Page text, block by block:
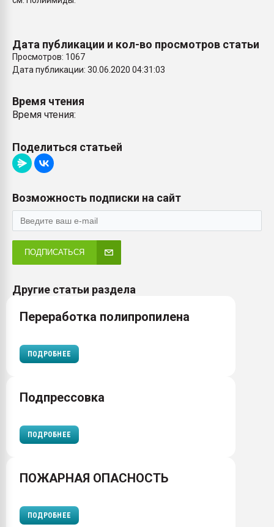
ситуацией на
Дата публикации и кол-во просмотров статьи
Просмотров: 1067
Дата публикации: 30.06.2020 04:31:03
Время чтения
Время чтения:
Поделиться статьей
Возможность подписки на сайт
ПОДПИСАТЬСЯ
Другие статьи раздела
Переработка полипропилена
ПОДРОБНЕЕ
Подпрессовка
ПОДРОБНЕЕ
ПОЖАРНАЯ ОПАСНОСТЬ
ПОДРОБНЕЕ